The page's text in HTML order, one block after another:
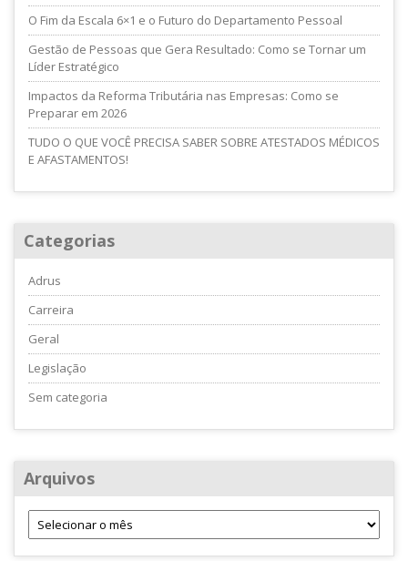
O Fim da Escala 6×1 e o Futuro do Departamento Pessoal
Gestão de Pessoas que Gera Resultado: Como se Tornar um
Líder Estratégico
Impactos da Reforma Tributária nas Empresas: Como se
Preparar em 2026
TUDO O QUE VOCÊ PRECISA SABER SOBRE ATESTADOS MÉDICOS
E AFASTAMENTOS!
Categorias
Adrus
Carreira
Geral
Legislação
Sem categoria
Arquivos